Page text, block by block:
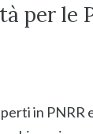
per le
in PNRR